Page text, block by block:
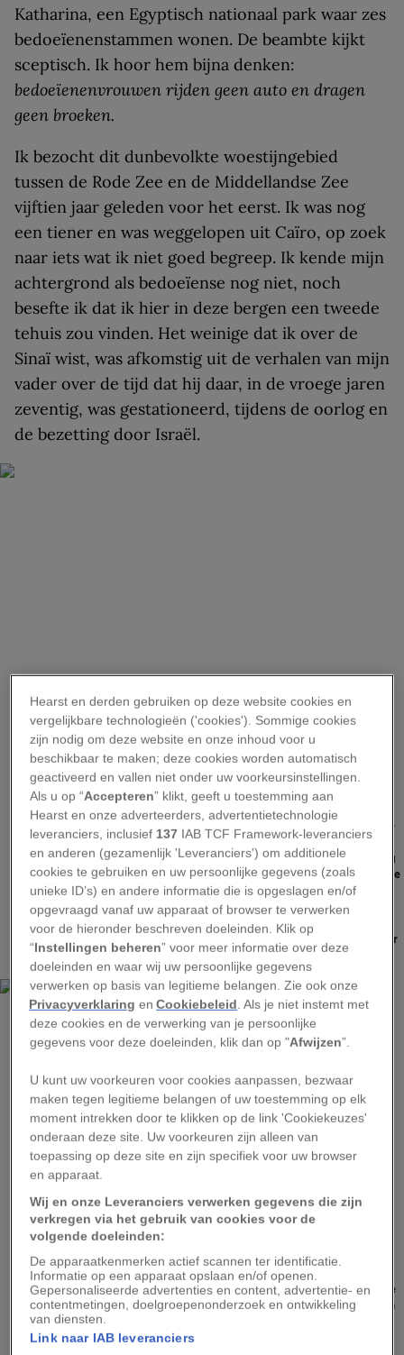
Katharina, een Egyptisch nationaal park waar zes
bedoeïenenstammen wonen. De beambte kijkt
sceptisch. Ik hoor hem bijna denken:
bedoeïenenvrouwen rijden geen auto en dragen
geen broeken.
Ik bezocht dit dunbevolkte woestijngebied
tussen de Rode Zee en de Middellandse Zee
vijftien jaar geleden voor het eerst. Ik was nog
een tiener en was weggelopen uit Caïro, op zoek
naar iets wat ik niet goed begreep. Ik kende mijn
achtergrond als bedoeïense nog niet, noch
besefte ik dat ik hier in deze bergen een tweede
tehuis zou vinden. Het weinige dat ik over de
Sinaï wist, was afkomstig uit de verhalen van mijn
vader over de tijd dat hij daar, in de vroege jaren
zeventig, was gestationeerd, tijdens de oorlog en
de bezetting door Israël.
REHAB ELDALIL
Na een dag lopen door de bergen om de kudde van haar dorp Al Tarfa te
hoeden, is Zeinab Ibrahim (27) samen met drie andere bedoeïense
vrouwen op de weg terug en probeert het dorp nog vóór zondondergang
te bereiken. Al Tarfa behoort tot meerdere nederzettingen tussen de hoge
bergen van het Egyptische schiereiland Sinaï. Zeinab bereidt zich voor op
haar aanstaande bruiloft en heeft als cadeau om een “sprankelend rode
jurk uit Caïro” gevraagd, die ze wil dragen op haar vrijgezellenfeest, een
bijeenkomst die kortweg als ‘henna’ wordt aangeduid. “Die is belangrijker
dan de trouwjurk,” zegt zij. “De henna is waar we plezier hebben.”
REHAB ELDALIL
Yasmine Oem Mohammed poseert voor de foto in het dunbevolkte
woestijngebied op het Egyptische schiereiland Sinaï, het land van de
bedoeïenen. Als moeder van vijf kinderen neemt ze deel aan een
dorpsproject met het doel om aan de hand van borduurwerk en poëzie de
zelfexpressie van haar cultuur te bevorderen. Ze komt uit Sjeik Awad, een
van de vele dorpen in de Sinaï die nog altijd geen elektriciteit en
waterleiding hebben.
Hearst en derden gebruiken op deze website cookies en
vergelijkbare technologieën ('cookies'). Sommige cookies
zijn nodig om deze website en onze inhoud voor u
beschikbaar te maken; deze cookies worden automatisch
geactiveerd en vallen niet onder uw voorkeursinstellingen.
Als u op “Accepteren” klikt, geeft u toestemming aan
Hearst en onze adverteerders, advertentietechnologie
leveranciers, inclusief 137 IAB TCF Framework-leveranciers
en anderen (gezamenlijk 'Leveranciers') om additionele
cookies te gebruiken en uw persoonlijke gegevens (zoals
unieke ID’s) en andere informatie die is opgeslagen en/of
opgevraagd vanaf uw apparaat of browser te verwerken
voor de hieronder beschreven doeleinden. Klik op
“Instellingen beheren” voor meer informatie over deze
doeleinden en waar wij uw persoonlijke gegevens
verwerken op basis van legitieme belangen. Zie ook onze
Privacyverklaring enCookiebeleid . Als je niet instemt met
deze cookies en de verwerking van je persoonlijke
gegevens voor deze doeleinden, klik dan op "Afwijzen”.
U kunt uw voorkeuren voor cookies aanpassen, bezwaar
maken tegen legitieme belangen of uw toestemming op elk
moment intrekken door te klikken op de link 'Cookiekeuzes'
onderaan deze site. Uw voorkeuren zijn alleen van
toepassing op deze site en zijn specifiek voor uw browser
en apparaat.
Wij en onze Leveranciers verwerken gegevens die zijn
verkregen via het gebruik van cookies voor de
volgende doeleinden:
De apparaatkenmerken actief scannen ter identificatie.
Informatie op een apparaat opslaan en/of openen.
Gepersonaliseerde advertenties en content, advertentie- en
contentmetingen, doelgroepenonderzoek en ontwikkeling
van diensten.
Link naar IAB leveranciers